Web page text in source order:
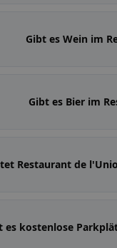
Gibt es Wein im
Gibt es Bier im
Restaurant de
es kostenlose